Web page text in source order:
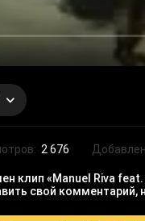
2 676
клип «Manuel Riva
свой